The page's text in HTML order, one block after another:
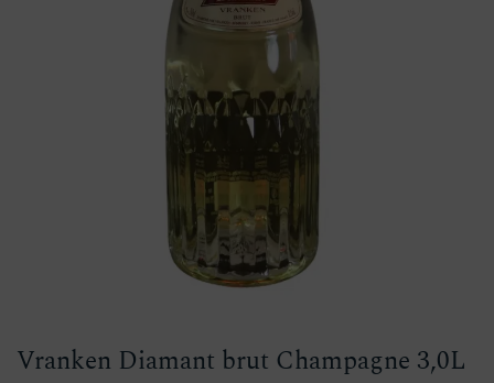
Vranken Diamant brut Champagne 3,0L